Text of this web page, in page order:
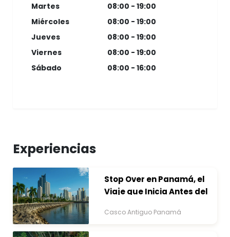
Martes
08:00 - 19:00
Miércoles
08:00 - 19:00
Jueves
08:00 - 19:00
Viernes
08:00 - 19:00
Sábado
08:00 - 16:00
Experiencias
Stop Over en Panamá, el
Viaje que Inicia Antes del
Casco Antiguo Panamá